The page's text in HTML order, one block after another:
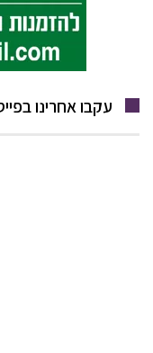
עקבו אחרינו